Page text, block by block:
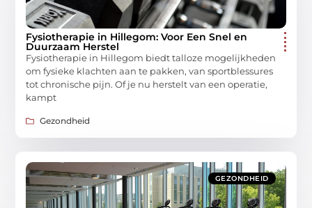
Fysiotherapie in Hillegom: Voor Een Snel en
Duurzaam Herstel
Fysiotherapie in Hillegom biedt talloze mogelijkheden
om fysieke klachten aan te pakken, van sportblessures
tot chronische pijn. Of je nu herstelt van een operatie,
kampt
Gezondheid
GEZONDHEID